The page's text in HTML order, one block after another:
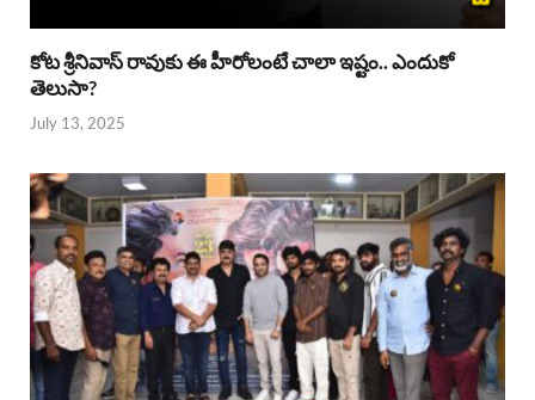
కోట శ్రీనివాస్ రావుకు ఈ హీరోలంటే చాలా ఇష్టం.. ఎందుకో
తెలుసా?
July 13, 2025